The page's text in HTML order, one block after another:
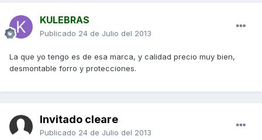
KULEBRAS
Publicado 24 de Julio del 2013
La que yo tengo es de esa marca, y calidad precio muy bien,
desmontable forro y protecciones.
Invitado cleare
Publicado 24 de Julio del 2013